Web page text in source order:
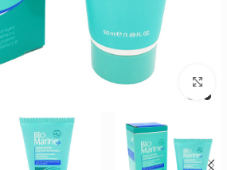
برای بزرگنمایی کلیک کنید